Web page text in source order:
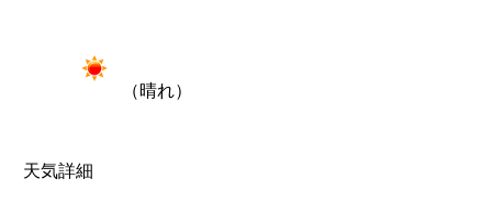
（晴れ）
天気詳細